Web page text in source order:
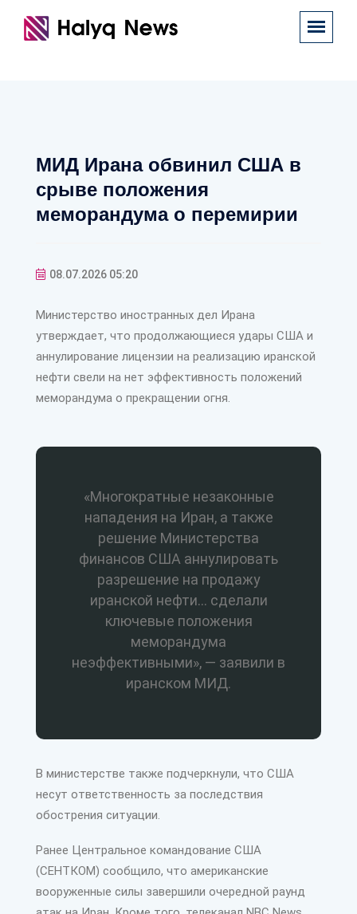
МИД Ирана обвинил США в
срыве положения
меморандума о перемирии
08.07.2026 05:20
Министерство иностранных дел Ирана
утверждает, что продолжающиеся удары США и
аннулирование лицензии на реализацию иранской
нефти свели на нет эффективность положений
меморандума о прекращении огня.
«Многократные незаконные
нападения на Иран, а также
решение Министерства
финансов США аннулировать
разрешение на продажу
иранской нефти… сделали
ключевые положения
меморандума
неэффективными», — заявили в
иранском МИД.
В министерстве также подчеркнули, что США
несут ответственность за последствия
обострения ситуации.
Ранее Центральное командование США
(СЕНТКОМ) сообщило, что американские
вооруженные силы завершили очередной раунд